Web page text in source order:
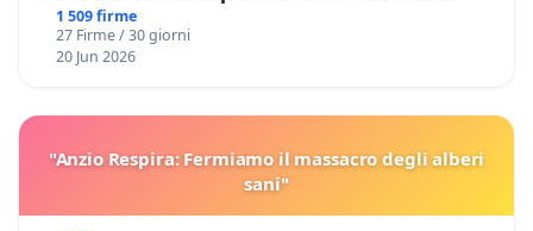
Domenico Racanati
1 509 firme
27 Firme / 30 giorni
20 Jun 2026
"Anzio Respira: Fermiamo il massacro degli alberi
sani"